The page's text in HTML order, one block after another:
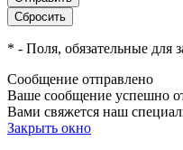
* - Поля, обязательные для
Сообщение отправлено
Ваше сообщение успешно
Вами свяжется наш
Закрыть окно